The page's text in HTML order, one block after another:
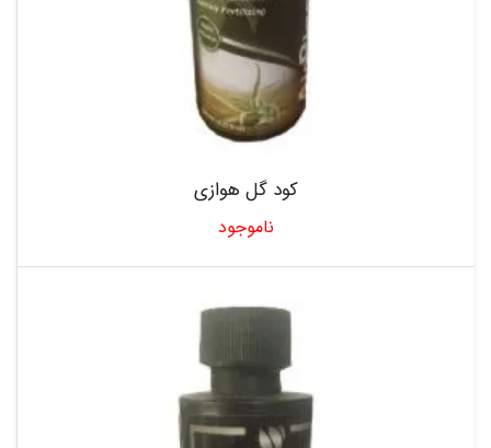
کود گل هوازی
ناموجود